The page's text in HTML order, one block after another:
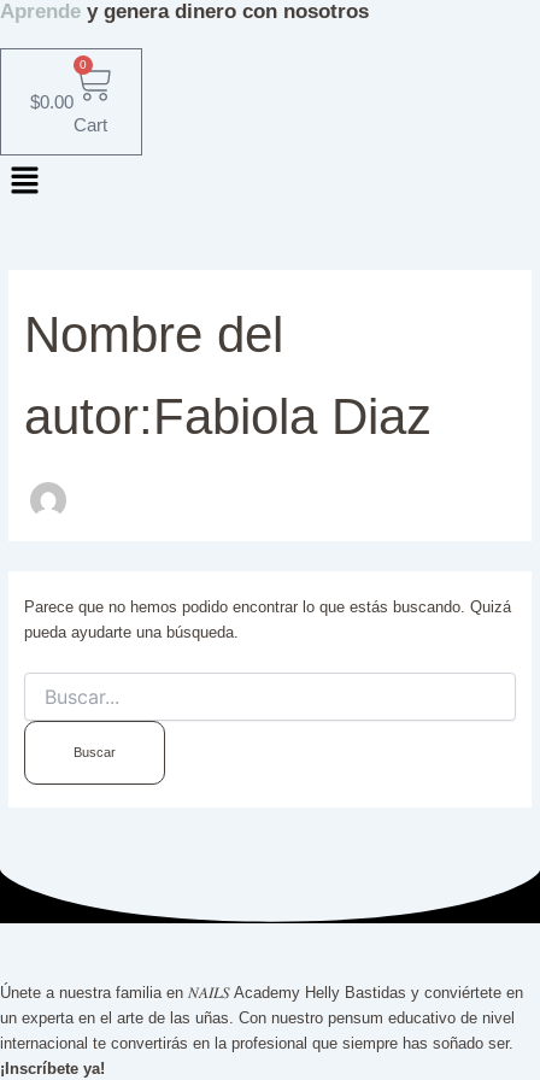
Ir
Aprende y genera dinero con nosotros
$0.00
0
Cart
Menú
Nombre del
autor:Fabiola Diaz
Parece que no hemos podido encontrar lo que estás buscando. Quizá
pueda ayudarte una búsqueda.
Buscar
Únete a nuestra familia en 𝑁𝐴𝐼𝐿𝑆 Academy Helly Bastidas y conviértete en
un experta en el arte de las uñas. Con nuestro pensum educativo de nivel
internacional te convertirás en la profesional que siempre has soñado ser.
¡Inscríbete ya!